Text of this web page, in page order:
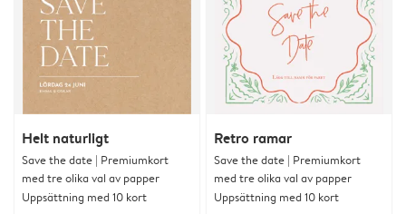
Helt naturligt
Save the date | Premiumkort
med tre olika val av papper
Uppsättning med 10 kort
Retro ramar
Save the date | Premiumkort
med tre olika val av papper
Uppsättning med 10 kort